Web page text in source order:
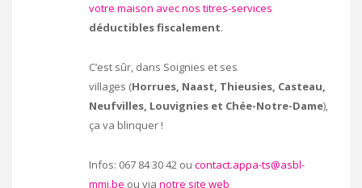
votre maison avec nos titres-services
déductibles fiscalement.
C’est sûr, dans Soignies et ses
villages (Horrues, Naast, Thieusies, Casteau,
Neufvilles, Louvignies et Chée-Notre-Dame),
ça va blinquer !
Infos: 067 84 30 42 ou contact.appa-ts@asbl-
mmi.be ou via notre site web